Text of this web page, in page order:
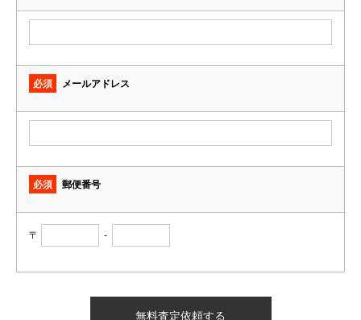
必須 メールアドレス
必須 郵便番号
〒 -